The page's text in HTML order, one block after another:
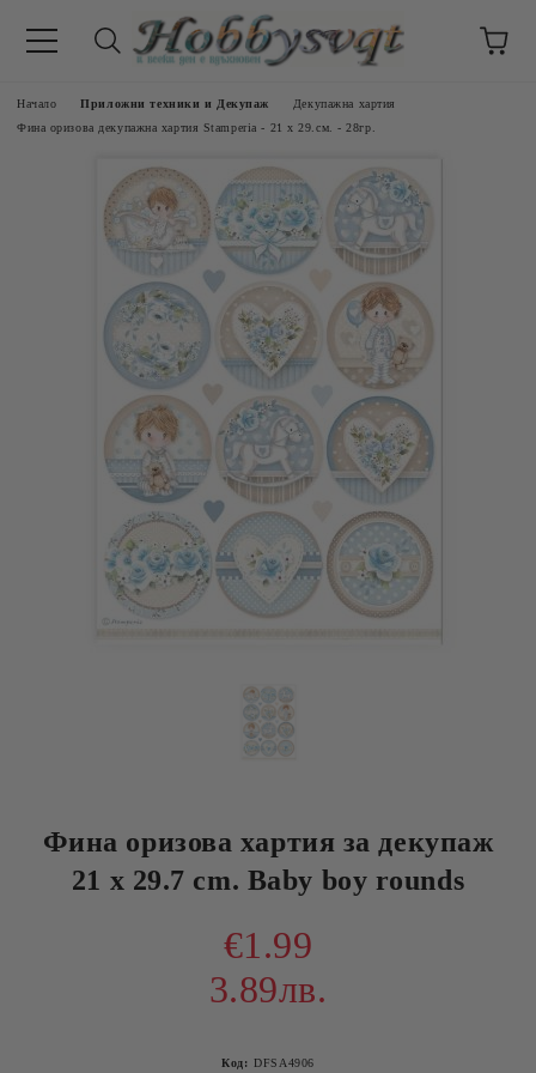
Начало Приложни техники и Декупаж
Декупажна хартия
Фина оризова декупажна хартия Stamperia - 21 х 29.см. - 28гр.
Фина оризова хартия за декупаж
21 x 29.7 cm. Baby boy rounds
€1.99
3.89лв.
Код: DFSA4906